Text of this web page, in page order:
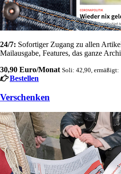
24/7: Sofortiger Zugang zu allen
Mailausgabe, Features, das ganze
30,90 Euro/Monat Soli: 42,90, ermäßigt:
Bestellen
Verschenken